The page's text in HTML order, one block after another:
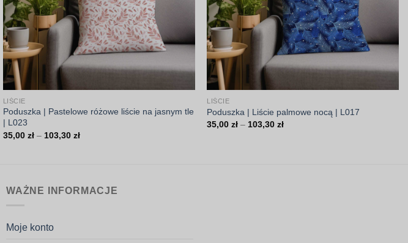
LIŚCIE
Poduszka | Pastelowe różowe liście na jasnym tle
| L023
35,00 zł – 103,30 złZakres
LIŚCIE
Poduszka | Liście palmowe nocą | L017
35,00zł – 103,30złZakres
WAŻNE INFORMACJE
Moje konto